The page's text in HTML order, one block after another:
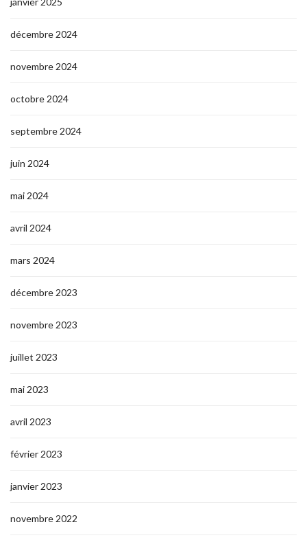
décembre 2024
novembre 2024
octobre 2024
septembre 2024
juin 2024
mai 2024
avril 2024
mars 2024
décembre 2023
novembre 2023
juillet 2023
mai 2023
avril 2023
février 2023
janvier 2023
novembre 2022